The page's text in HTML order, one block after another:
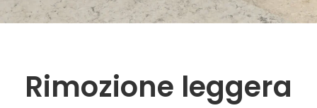
Rimozione leggera